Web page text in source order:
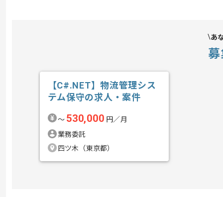
あ
【C#.NET】物流管理シス
テム保守の求人・案件
〜 530,000 円／月
業務委託
四ツ木（東京都）